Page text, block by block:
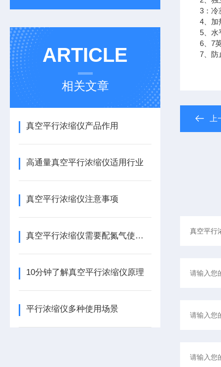
ARTICLE
相关文章
真空平行浓缩仪产品作用
高通量真空平行浓缩仪适用行业
真空平行浓缩仪注意事项
真空平行浓缩仪需要配氮气使用吗?
10分钟了解真空平行浓缩仪原理
平行浓缩仪多种使用场景
3：冷
4、加
5、水
6、7
7、防